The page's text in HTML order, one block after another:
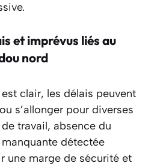
et imprévus liés au
nord
clair, les délais peuvent
s’allonger pour diverses
travail, absence du
détectée
une marge de sécurité et